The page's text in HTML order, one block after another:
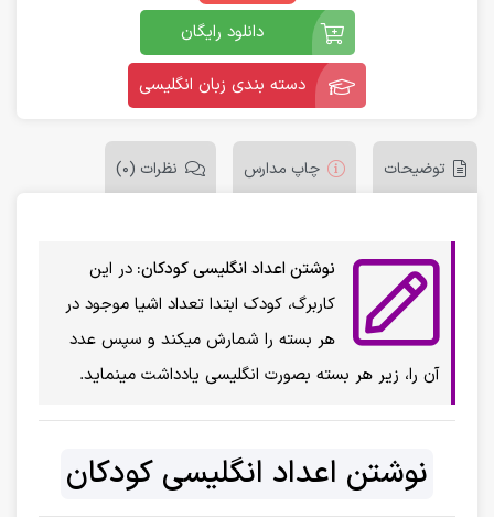
دانلود رایگان
دسته بندی زبان انگلیسی
توضیحات چاپ مدارس نظرات (0)
نوشتن اعداد انگلیسی کودکان: در این
کاربرگ، کودک ابتدا تعداد اشیا موجود در
هر بسته را شمارش میکند و سپس عدد
آن را، زیر هر بسته بصورت انگلیسی یادداشت مینماید.
نوشتن اعداد انگلیسی کودکان